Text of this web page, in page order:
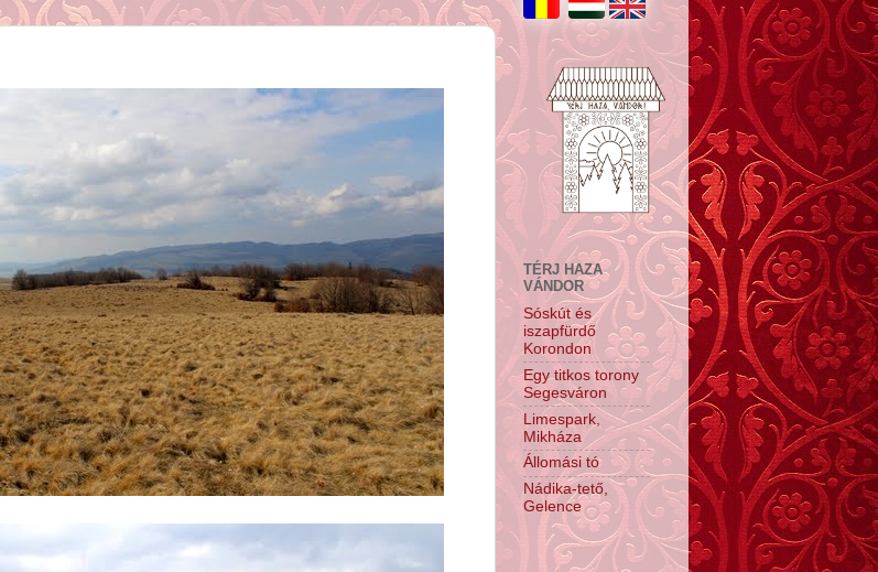
TÉRJ HAZA
VÁNDOR
Sóskút és
iszapfürdő
Korondon
Egy titkos torony
Segesváron
Limespark,
Mikháza
Állomási tó
Nádika-tető,
Gelence